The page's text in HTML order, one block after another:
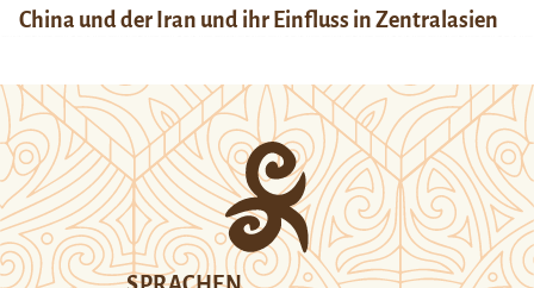
China und der Iran und ihr Einfluss in Zentralasien